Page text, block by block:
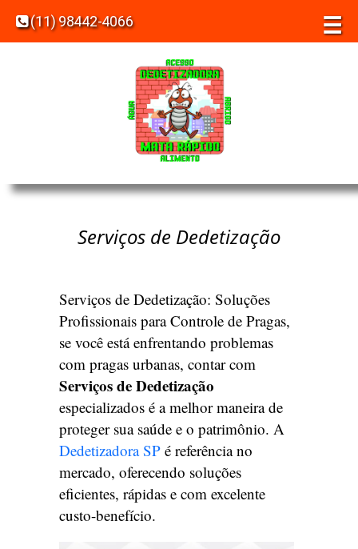
☰
(11) 98442-4066
Serviços de Dedetização
Serviços de Dedetização: Soluções
Profissionais para Controle de Pragas,
se você está enfrentando problemas
com pragas urbanas, contar com
Serviços de Dedetização
especializados é a melhor maneira de
proteger sua saúde e o patrimônio. A
Dedetizadora SP é referência no
mercado, oferecendo soluções
eficientes, rápidas e com excelente
custo-benefício.